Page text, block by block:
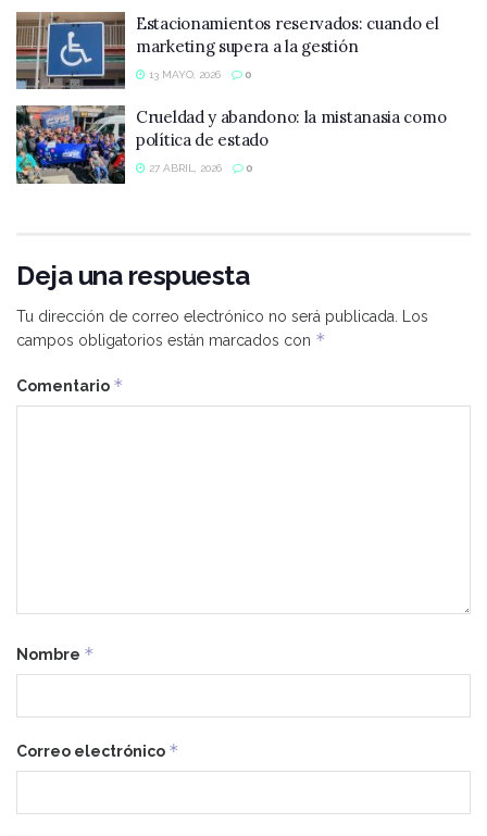
Estacionamientos reservados: cuando el
marketing supera a la gestión
13 MAYO, 2026 0
Crueldad y abandono: la mistanasia como
política de estado
27 ABRIL, 2026 0
Deja una respuesta
Tu dirección de correo electrónico no será publicada. Los
campos obligatorios están marcados con *
Comentario *
Nombre *
Correo electrónico *